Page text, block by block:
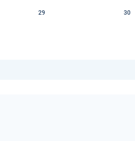
29 30